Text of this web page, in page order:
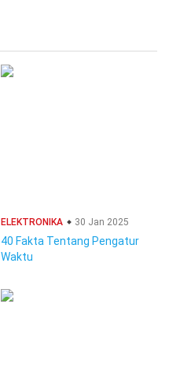
ELEKTRONIKA 30 Jan 2025
40 Fakta Tentang Pengatur
Waktu